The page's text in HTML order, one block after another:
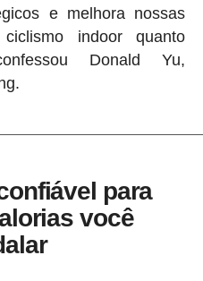
e melhora nossas
indoor quanto
Donald Yu,
para
você